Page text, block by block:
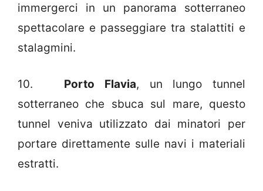
immergerci in un panorama sotterraneo
spettacolare e passeggiare tra stalattiti e
stalagmini.
10. Porto Flavia, un lungo tunnel
sotterraneo che sbuca sul mare, questo
tunnel veniva utilizzato dai minatori per
portare direttamente sulle navi i materiali
estratti.